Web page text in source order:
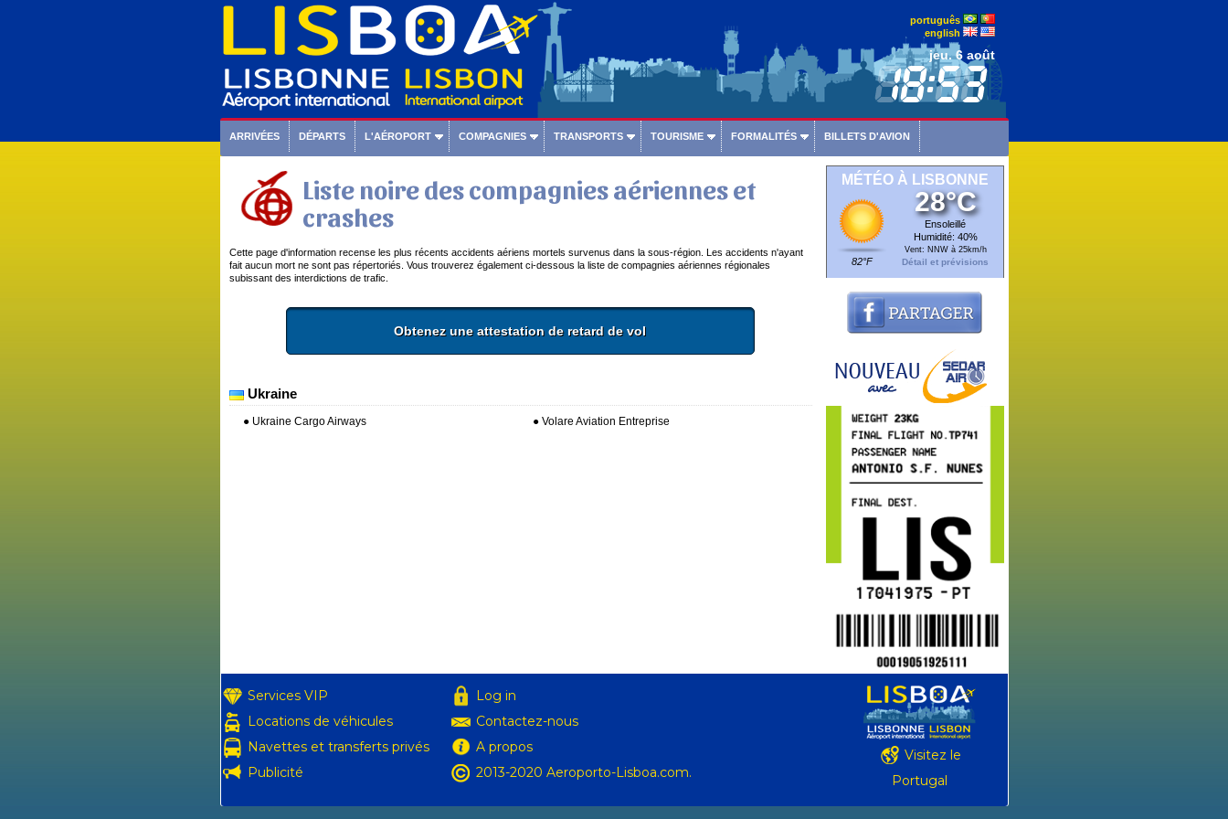
português
english
jeu. 6 août
ARRIVÉES DÉPARTS L'AÉROPORT COMPAGNIES TRANSPORTS TOURISME FORMALITÉS BILLETS D'AVION
Liste noire des compagnies aériennes et
crashes
Cette page d'information recense les plus récents accidents aériens mortels survenus dans la sous-région. Les accidents n'ayant
fait aucun mort ne sont pas répertoriés. Vous trouverez également ci-dessous la liste de compagnies aériennes régionales
subissant des interdictions de trafic.
Obtenez une attestation de retard de vol Jusqu'à 365 jours après le vol retardé
Pour faire indemniser vos retards et annulations
Ukraine
● Ukraine Cargo Airways ● Volare Aviation Entreprise
MÉTÉO À LISBONNE
82°F
28°C
Ensoleillé
Humidité: 40%
Vent: NNW à 25km/h
Détail et prévisions
Services VIP
Locations de véhicules
Navettes et transferts privés
Publicité
Log in
Contactez-nous
A propos
2013-2020 Aeroporto-Lisboa.com.
Visitez le
Portugal